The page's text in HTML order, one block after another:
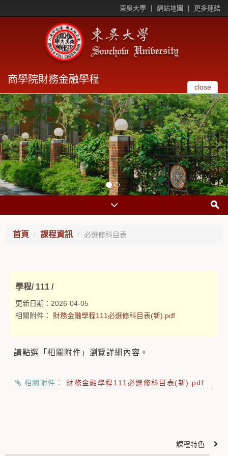
東吳大學 網站地圖 更多連結
商學院財務金融學程
close
首頁 課程資訊 必選修科目表
學程/ 111 /
更新日期： 2026-04-05
相關附件： 財務金融學程111必選修科目表(新).pdf
請點選「相關附件」瀏覽詳細內容。
相關附件： 財務金融學程111必選修科目表(新).pdf
課程特色